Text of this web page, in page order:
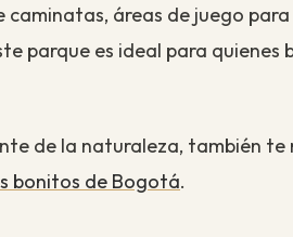
áreas de juego
parque es ideal para
de la naturaleza, también
bonitos de Bogotá.